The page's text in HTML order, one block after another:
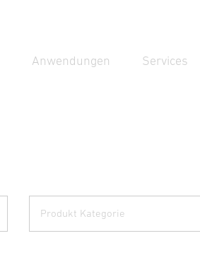
Anwendungen Services
Produkt Kategorie